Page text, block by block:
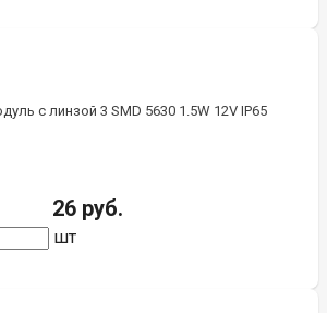
с линзой 3 SMD 5630 1.5W 12V IP65
26 руб.
шт